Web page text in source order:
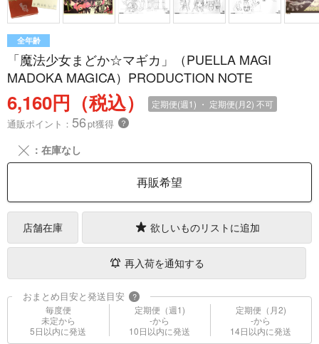
全年齢
「魔法少女まどか☆マギカ」（PUELLA MAGI
MADOKA MAGICA）PRODUCTION NOTE
6,160円（税込） 定期便(週1) ・ 定期便(月2) 不可
通販ポイント： 56pt獲得 ？
╳ ：在庫なし
再販希望
店舗在庫 欲しいものリストに追加
再入荷を通知する
おまとめ目安と発送目安 ?
毎度便
未定から
5日以内に発送
定期便（週1)
-から
10日以内に発送
定期便（月2)
-から
14日以内に発送